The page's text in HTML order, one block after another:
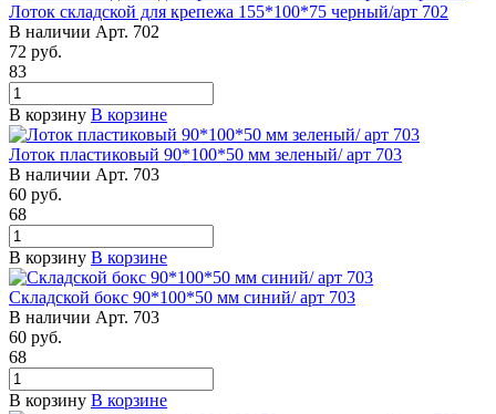
Лоток складской для крепежа 155*100*75 черный/арт 702
В наличии Арт. 702
72 руб.
83
В корзину В корзине
Лоток пластиковый 90*100*50 мм зеленый/ арт 703
В наличии Арт. 703
60 руб.
68
В корзину В корзине
Складской бокс 90*100*50 мм синий/ арт 703
В наличии Арт. 703
60 руб.
68
В корзину В корзине